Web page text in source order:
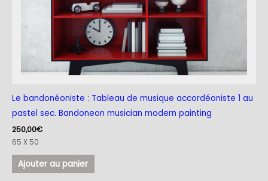
Le bandonéoniste : Tableau de musique accordéoniste 1 au
pastel sec. Bandoneon musician modern painting
250,00€
65 X 50
Ajouter au panier